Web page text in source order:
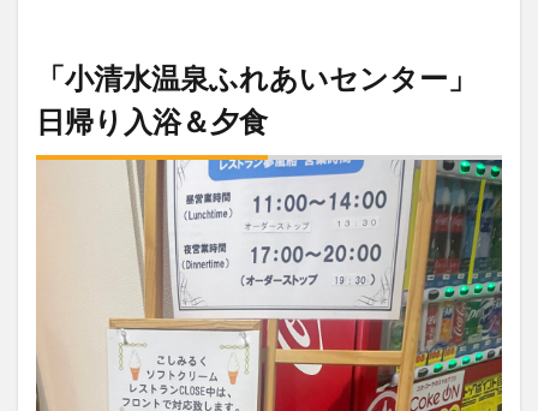
「小清水温泉ふれあいセンター」
日帰り入浴＆夕食